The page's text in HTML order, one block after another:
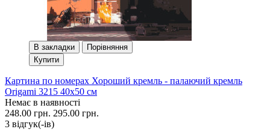
В закладки
Порівняння
Купити
Картина по номерах Хороший кремль - палаючий кремль
Origami 3215 40x50 см
Немає в наявності
248.00 грн. 295.00 грн.
3 вiдгук(-iв)